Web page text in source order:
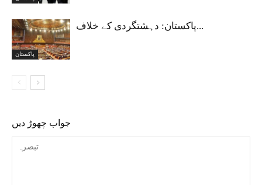
پاکستان
پاکستان: دہشتگردی کے خلاف...
جواب چھوڑ دیں